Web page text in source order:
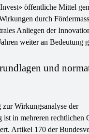
öffentliche Mittel
durch
Anliegen der
weiter an Bedeutung
und
Wirkungsanalyse der
ist in mehreren rechtlichen
Artikel 170 der